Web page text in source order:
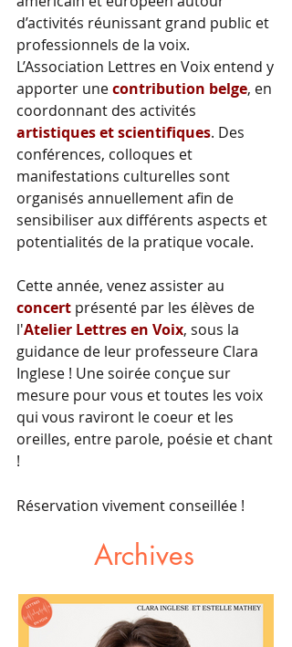
d’activités réunissant grand public et
professionnels de la voix.
L’Association Lettres en Voix entend y
apporter unecontribution belge, en
coordonnant des activités
artistiques et scientifiques. Des
conférences, colloques et
manifestations culturelles sont
organisés annuellement afin de
sensibiliser aux différents aspects et
potentialités de la pratique vocale.
Cette année, venez assister au
concert présenté par les élèves de
l'Atelier Lettres en Voix, sous la
guidance de leur professeure Clara
Inglese ! Une soirée conçue sur
mesure pour vous et toutes les voix
qui vous raviront le coeur et les
oreilles, entre parole, poésie et chant
!
Réservation vivement conseillée !
Archives